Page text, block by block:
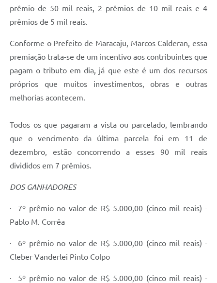
prêmio de 50 mil reais, 2 prêmios de 10 mil reais e 4
prêmios de 5 mil reais.
Conforme o Prefeito de Maracaju, Marcos Calderan, essa
premiação trata-se de um incentivo aos contribuintes que
pagam o tributo em dia, já que este é um dos recursos
próprios que muitos investimentos, obras e outras
melhorias acontecem.
Todos os que pagaram a vista ou parcelado, lembrando
que o vencimento da última parcela foi em 11 de
dezembro, estão concorrendo a esses 90 mil reais
divididos em 7 prêmios.
DOS GANHADORES
· 7º prêmio no valor de R$ 5.000,00 (cinco mil reais) -
Pablo M. Corrêa
· 6º prêmio no valor de R$ 5.000,00 (cinco mil reais) -
Cleber Vanderlei Pinto Colpo
· 5º prêmio no valor de R$ 5.000,00 (cinco mil reais) -